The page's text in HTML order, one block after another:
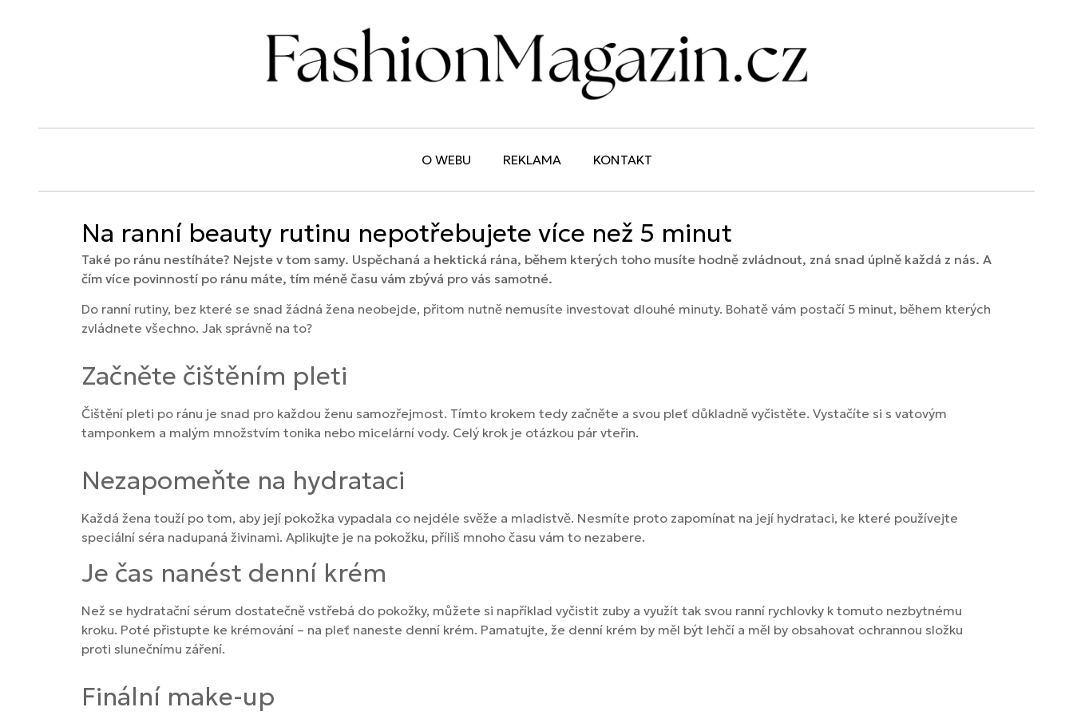
O WEBU REKLAMA KONTAKT
Na ranní beauty rutinu nepotřebujete více než 5 minut
Také po ránu nestíháte? Nejste v tom samy. Uspěchaná a hektická rána, během kterých toho musíte hodně zvládnout, zná snad úplně každá z nás. A
čím více povinností po ránu máte, tím méně času vám zbývá pro vás samotné.
Do ranní rutiny, bez které se snad žádná žena neobejde, přitom nutně nemusíte investovat dlouhé minuty. Bohatě vám postačí 5 minut, během kterých
zvládnete všechno. Jak správně na to?
Začněte čištěním pleti
Čištění pleti po ránu je snad pro každou ženu samozřejmost. Tímto krokem tedy začněte a svou pleť důkladně vyčistěte. Vystačíte si s vatovým
tamponkem a malým množstvím tonika nebo micelární vody. Celý krok je otázkou pár vteřin.
Nezapomeňte na hydrataci
Každá žena touží po tom, aby její pokožka vypadala co nejdéle svěže a mladistvě. Nesmíte proto zapomínat na její hydrataci, ke které používejte
speciální séra nadupaná živinami. Aplikujte je na pokožku, příliš mnoho času vám to nezabere.
Je čas nanést denní krém
Než se hydratační sérum dostatečně vstřebá do pokožky, můžete si například vyčistit zuby a využít tak svou ranní rychlovky k tomuto nezbytnému
kroku. Poté přistupte ke krémování – na pleť naneste denní krém. Pamatujte, že denní krém by měl být lehčí a měl by obsahovat ochrannou složku
proti slunečnímu záření.
Finální make-up